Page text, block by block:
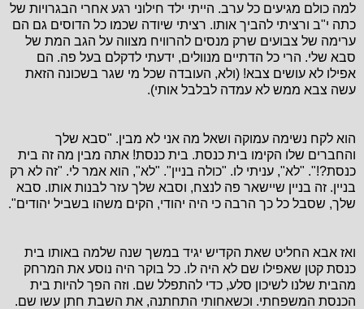
למה כולם מגיעים כל ערב. הייתי ילד חילוני רגע אחרי הבגרויות של
כתה י"ב ורציתי להביך אותו. רציתי שיודה שכמו כל הדוסים גם הם
ערימה של צבועים שרק מנסים להרוויח מצווה על הגב המת של
סבא שלי. הרי כל הדתיים מנוולים, ידעתי לדקלם בעל פה. הם
אפילו לא עושים צבא! (ולא, העובדה שכל מי שגר בשכונה הזאת
עשה צבא ממש לא עמדה לבלבל אותי).
הוא לקח נשימה עמוקה ושאל מה אני לא מבין. "סבא שלך
והחברים שלו הקימו בית כנסת. בית כנסת! אתה מבין מה זה בית
כנסת?!". "לא", עניתי לו. "כולה בניין". "לא", הוא אמר לי. "זה לא רק
בניין. זה בניין שיישאר פה לנצח, וסבא שלך עזר לבנות אותו. סבא
שלך, שסבל כל כך הרבה כי היה יהודי, הקים משהו בשביל יהודים".
ואז אבא החליט שאת הקדיש יגיד במשך שנה שלמה באותו בית
כנסת קטן שאפילו שם לא היה לו. כל בוקר היה נוסע את המרחק
מהבית שלנו לשיכון סלע, כדי להתפלל שם. וזה הפך להיות בית
הכנסת המשפחתי. וכשאחותי התחתנה, את השבת חתן עשו שם.